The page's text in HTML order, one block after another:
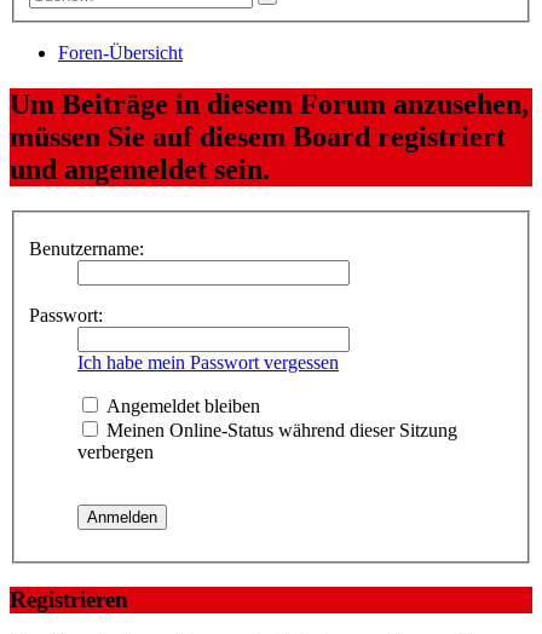
Foren-Übersicht
Um Beiträge in diesem Forum anzusehen,
müssen Sie auf diesem Board registriert
und angemeldet sein.
Benutzername:
Passwort:
Ich habe mein Passwort vergessen
Angemeldet bleiben
Meinen Online-Status während dieser Sitzung
verbergen
Registrieren